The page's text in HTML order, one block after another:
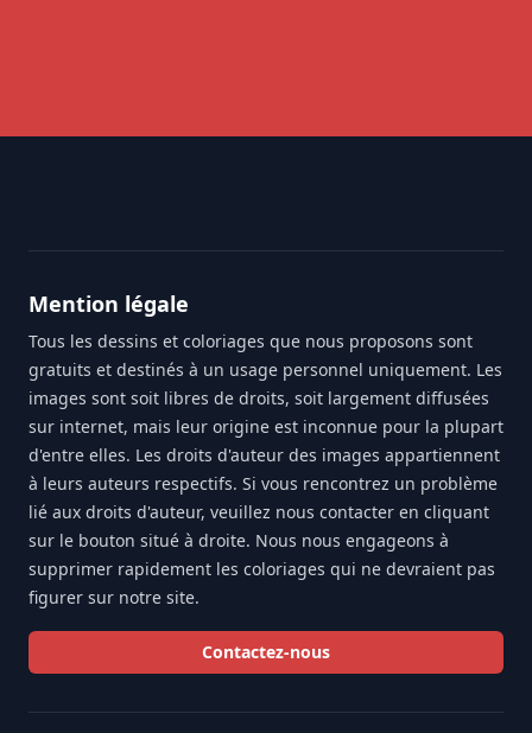
Mention légale
Tous les dessins et coloriages que nous proposons sont
gratuits et destinés à un usage personnel uniquement. Les
images sont soit libres de droits, soit largement diffusées
sur internet, mais leur origine est inconnue pour la plupart
d'entre elles. Les droits d'auteur des images appartiennent
à leurs auteurs respectifs. Si vous rencontrez un problème
lié aux droits d'auteur, veuillez nous contacter en cliquant
sur le bouton situé à droite. Nous nous engageons à
supprimer rapidement les coloriages qui ne devraient pas
figurer sur notre site.
Contactez-nous